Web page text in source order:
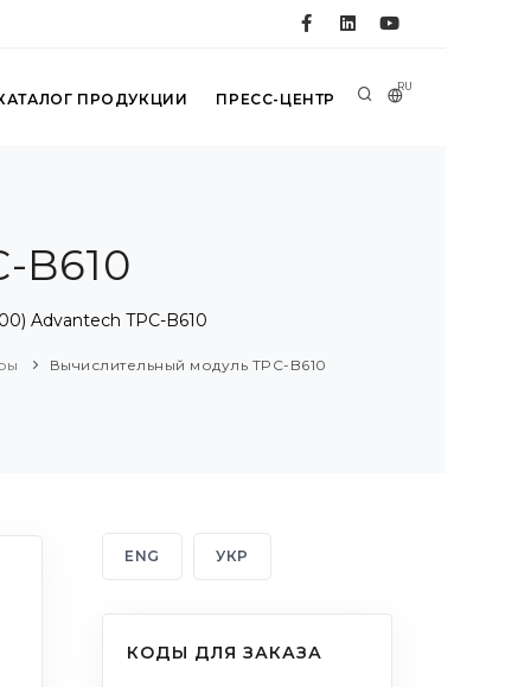
RU
ПРОДУКЦИИ ПРЕСС-ЦЕНТР
B610
Advantech TPC-B610
Вычислительный модуль TPC-B610
ENG УКР
КОДЫ ДЛЯ ЗАКАЗА